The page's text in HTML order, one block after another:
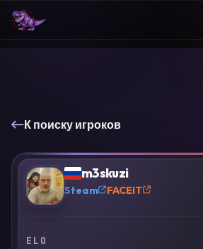
К поиску игроков
? m3skuzi
Steam FACEIT
ELO